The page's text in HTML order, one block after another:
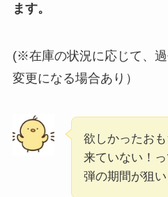
ます。
(※在庫の状況に応じて、
変更になる場合あり）
欲しかったお
来ていない！
弾の期間が狙い